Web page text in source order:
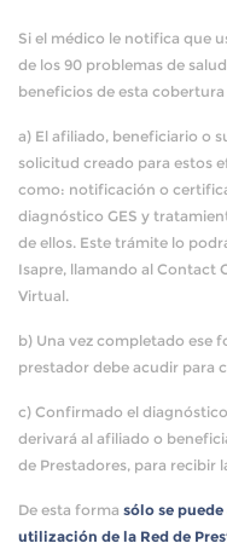
Si el médico le notifica que
de los 90 problemas de
beneficios de esta
a) El afiliado, beneficiario o
solicitud creado para estos
como: notificación o
diagnóstico GES y
de ellos. Este trámite lo
Isapre, llamando al Contact
Virtual.
b) Una vez completado ese
prestador debe acudir para
c) Confirmado el
derivará al afiliado o
de Prestadores, para recibir
De esta forma sólo se
utilización de la Red de